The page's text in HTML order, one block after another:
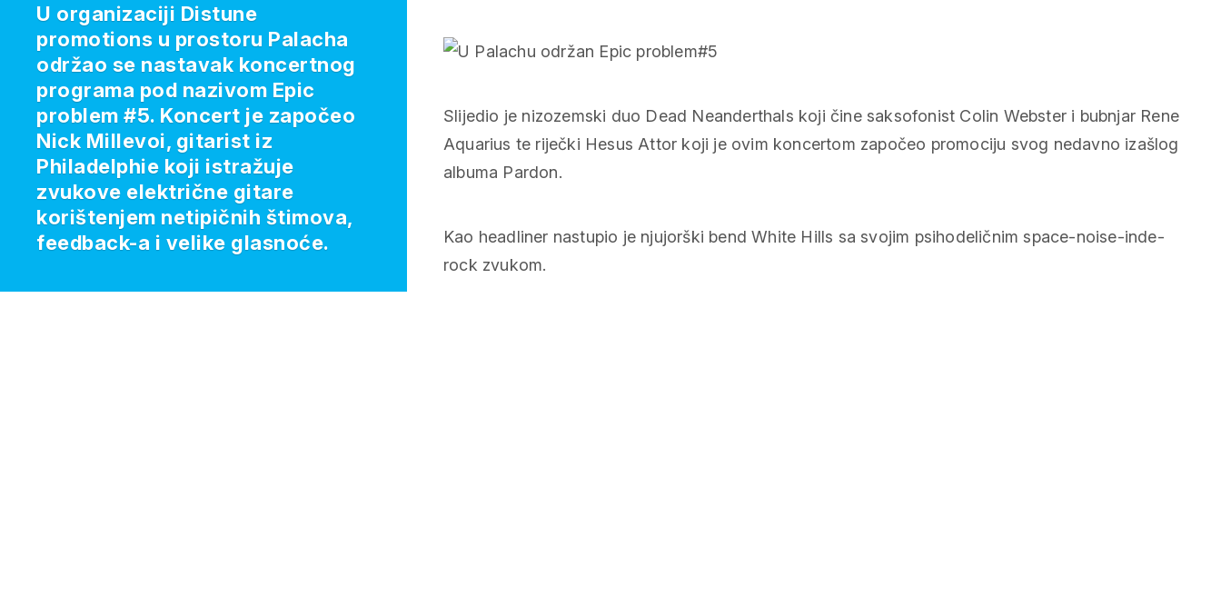
Slijedio je nizozemski duo Dead Neanderthals koji čine saksofonist Colin Webster i bubnjar Rene
Aquarius te riječki Hesus Attor koji je ovim koncertom započeo promociju svog nedavno izašlog
albuma Pardon.
Kao headliner nastupio je njujorški bend White Hills sa svojim psihodeličnim space-noise-inde-
rock zvukom.
U organizaciji Distune
promotions u prostoru Palacha
održao se nastavak koncertnog
programa pod nazivom Epic
problem #5. Koncert je započeo
Nick Millevoi, gitarist iz
Philadelphie koji istražuje
zvukove električne gitare
korištenjem netipičnih štimova,
feedback-a i velike glasnoće.